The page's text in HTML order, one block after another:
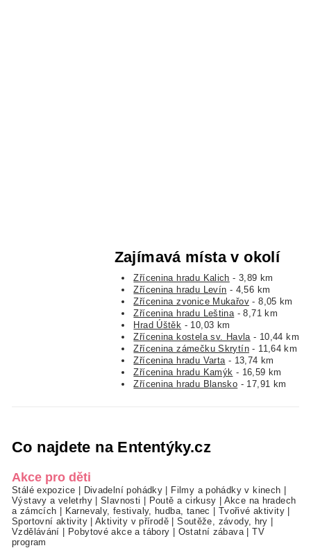
Zajímavá místa v okolí
Zřícenina hradu Kalich - 3,89 km
Zřícenina hradu Levín - 4,56 km
Zřícenina zvonice Mukařov - 8,05 km
Zřícenina hradu Leština- 8,71 km
Hrad Úštěk - 10,03 km
Zřícenina kostela sv. Havla- 10,44 km
Zřícenina zámečku Skrytín - 11,64 km
Zřícenina hradu Varta- 13,74 km
Zřícenina hradu Kamýk - 16,59 km
Zřícenina hradu Blansko - 17,91 km
Co najdete na Ententýky.cz
Akce pro děti
Stálé expozice | Divadelní pohádky | Filmy a pohádky v kinech |
Výstavy a veletrhy|Slavnosti | Poutě a cirkusy | Akce na hradech
a zámcích | Karnevaly, festivaly, hudba, tanec | Tvořivé aktivity |
Sportovní aktivity|Aktivity v přírodě |Soutěže, závody, hry |
Vzdělávání | Pobytové akce a tábory | Ostatní zábava |TV
program